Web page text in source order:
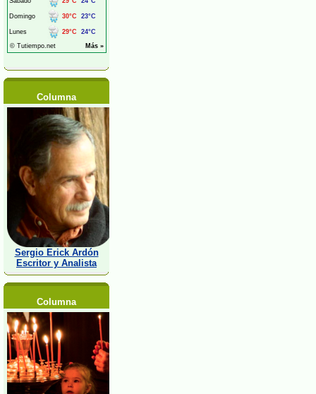
Columna
Sergio Erick Ardón
Escritor y Analista
Columna